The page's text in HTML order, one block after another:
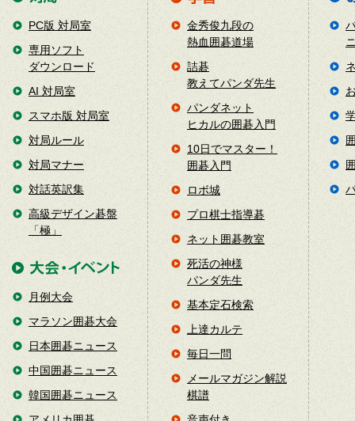
PC版 対局室
専用ソフト
ダウンロード
AI 対局室
スマホ版 対局室
対局ルール
対局マナー
対話英訳集
高級デザイン碁盤
「極」
月例大会
マラソン囲碁大会
日本囲碁ニュース
中国囲碁ニュース
韓国囲碁ニュース
金秀俊九段の
熱血囲碁道場
詰碁
教えてパンダ先生
パンダネット
ヒカルの囲碁入門
10日でマスター！
囲碁入門
ロボ城
プロ棋士指導碁
ネット囲碁教室
死活の神様
パンダ先生
基本定石検索
上達カルテ
毎日一問
メールマガジン解説
棋譜